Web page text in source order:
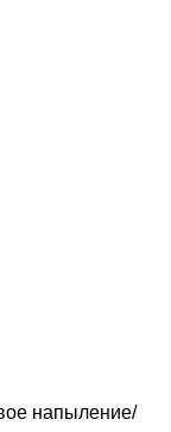
напыление/